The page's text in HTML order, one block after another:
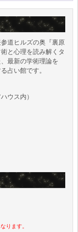
道ヒルズの奥『裏原
と心理を読み解くタ
最新の学術理論を
占い館です。
ウス内）
ります。